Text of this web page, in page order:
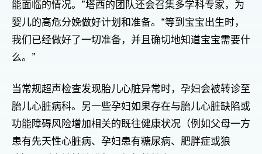
能面临的情况。”塔西的团队还会召集多学科专家，为
婴儿的高危分娩做好计划和准备。“等到宝宝出生时，
我们已经做好了一切准备，并且确切地知道宝宝需要什
么。”
当常规超声检查发现胎儿心脏异常时，孕妇会被转诊至
胎儿心脏病科。另一些孕妇如果存在与胎儿心脏缺陷或
功能障碍风险增加相关的既往健康状况（例如父母一方
患有先天性心脏病、孕妇患有糖尿病、肥胖症或狼